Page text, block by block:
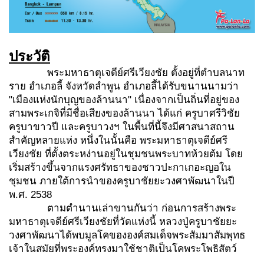
ประวัติ
พระมหาธาตุเจดีย์ศรีเวียงชัย ตั้งอยู่ที่ตำบลนาท
ราย อำเภอลี้ จังหวัดลำพูน อำเภอลี้ได้รับขนานนามว่า
"เมืองแห่งนักบุญของล้านนา" เนื่องจากเป็นถิ่นที่อยู่ของ
สามพระเกจิที่มีชื่อเสียงของล้านนา ได้แก่ ครูบาศรีวิชัย
ครูบาขาวปี และครูบาวงฯ ในพื้นที่นี้จึงมีศาสนาสถาน
สำคัญหลายแห่ง หนึ่งในนั้นคือ พระมหาธาตุเจดีย์ศรี
เวียงชัย ที่ตั้งตระหง่านอยู่ในชุมชนพระบาทห้วยต้ม โดย
เริ่มสร้างขึ้นจากแรงศรัทธาของชาวปะกาเกอะญอใน
ชุมชน ภายใต้การนำของครูบาชัยยะวงศาพัฒนาในปี
พ.ศ. 2538
ตามตำนานเล่าขานกันว่า ก่อนการสร้างพระ
มหาธาตุเจดีย์ศรีเวียงชัยที่วัดแห่งนี้ หลวงปู่ครูบาชัยยะ
วงศาพัฒนาได้พบมูลโคขององค์สมเด็จพระสัมมาสัมพุทธ
เจ้าในสมัยที่พระองค์ทรงมาใช้ชาติเป็นโคพระโพธิสัตว์